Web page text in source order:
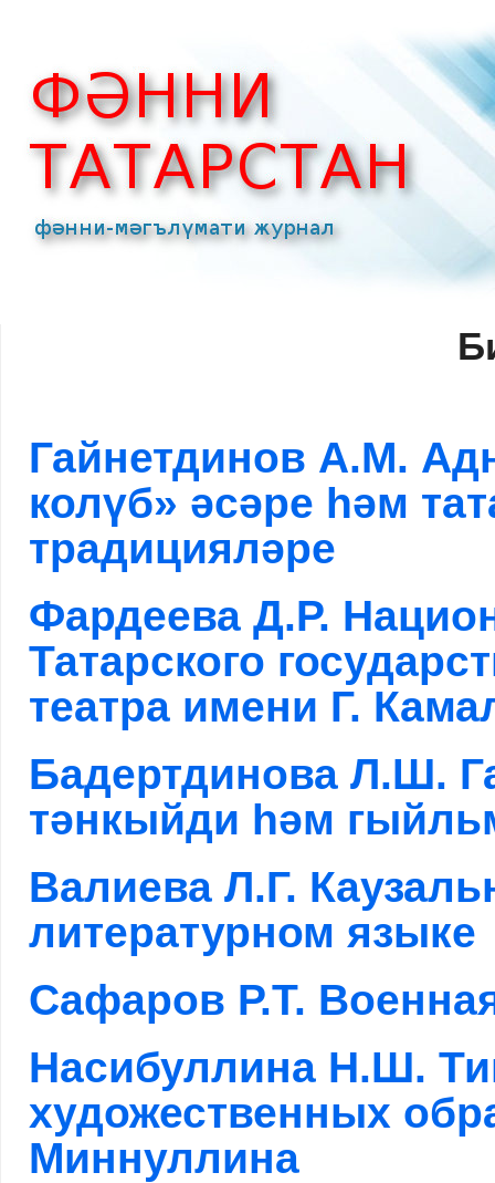
Гайнетдинов А.М.
колүб» әсәре һәм
традицияләре
Фардеева Д.Р.
Татарского
театра имени Г.
Бадертдинова Л.Ш.
тәнкыйди һәм
Валиева Л.Г.
литературном языке
Сафаров Р.Т.
Насибуллина Н.Ш.
художественных
Миннуллина